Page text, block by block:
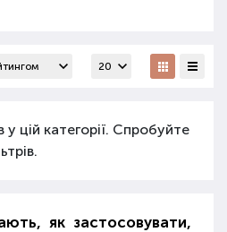
цій категорії. Спробуйте
як застосовувати,